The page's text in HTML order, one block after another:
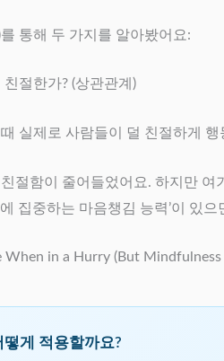
통해 두 가지를 알아봤어요:
절한가? (상관관계)
실제로 사람들이 덜 친절하게
절함이 줄어들었어요. 하지만
집중하는 마음챙김 능력’이 있
When in a Hurry (But
떻게 적용할까요?